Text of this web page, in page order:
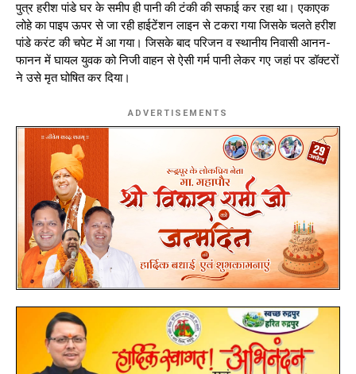
पुत्र हरीश पांडे घर के समीप ही पानी की टंकी की सफाई कर रहा था। एकाएक
लोहे का पाइप ऊपर से जा रही हाईटेंशन लाइन से टकरा गया जिसके चलते हरीश
पांडे करंट की चपेट में आ गया। जिसके बाद परिजन व स्थानीय निवासी आनन-
फानन में घायल युवक को निजी वाहन से ऐसी गर्म पानी लेकर गए जहां पर डॉक्टरों
ने उसे मृत घोषित कर दिया।
ADVERTISEMENTS